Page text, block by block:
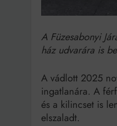
A Füzesabonyi
ház udvarára is
A vádlott 2025
ingatlanára. A
és a kilincset is
elszaladt.